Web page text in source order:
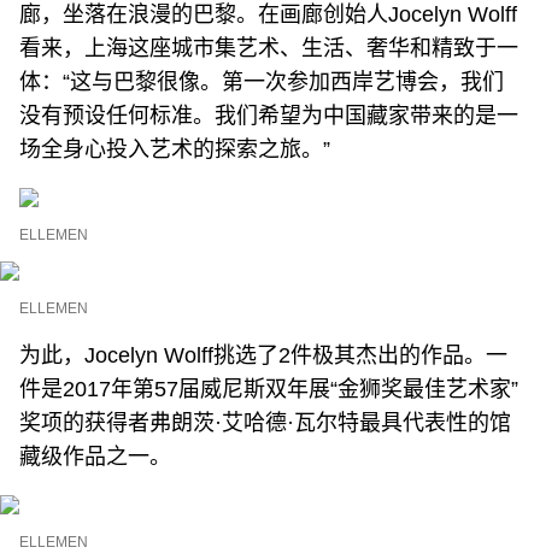
廊，坐落在浪漫的巴黎。在画廊创始人Jocelyn Wolff
看来，上海这座城市集艺术、生活、奢华和精致于一
体：“这与巴黎很像。第一次参加西岸艺博会，我们
没有预设任何标准。我们希望为中国藏家带来的是一
场全身心投入艺术的探索之旅。”
ELLEMEN
ELLEMEN
为此，Jocelyn Wolff挑选了2件极其杰出的作品。一
件是2017年第57届威尼斯双年展“金狮奖最佳艺术家”
奖项的获得者弗朗茨·艾哈德·瓦尔特最具代表性的馆
藏级作品之一。
ELLEMEN